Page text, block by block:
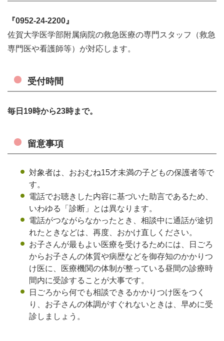
『0952-24-2200』
佐賀大学医学部附属病院の救急医療の専門スタッフ（救急
専門医や看護師等）が対応します。
受付時間
毎日19時から23時まで。
留意事項
対象者は、おおむね15才未満の子どもの保護者等で
す。
電話でお聴きした内容に基づいた助言であるため、
いわゆる「診断」とは異なります。
電話がつながらなかったとき、相談中に通話が途切
れたときなどは、再度、おかけ直しください。
お子さんが最もよい医療を受けるためには、日ごろ
からお子さんの体質や病歴などを御存知のかかりつ
け医に、医療機関の体制が整っている昼間の診療時
間内に受診することが大事です。
日ごろから何でも相談できるかかりつけ医をつく
り、お子さんの体調がすぐれないときは、早めに受
診しましょう。